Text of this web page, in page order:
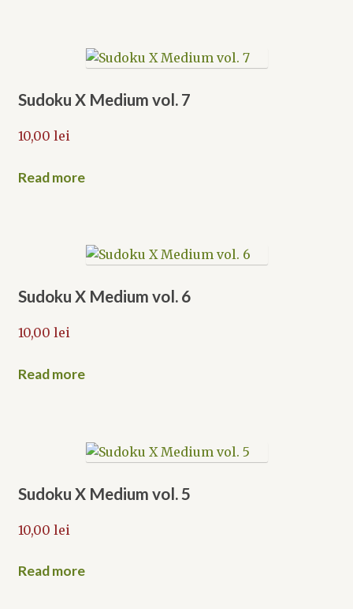
Sudoku X Medium vol. 7
10,00 lei
Read more
Sudoku X Medium vol. 6
10,00 lei
Read more
Sudoku X Medium vol. 5
10,00 lei
Read more